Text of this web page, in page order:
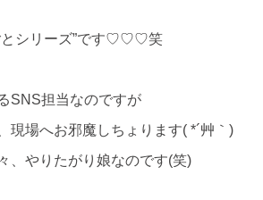
シリーズ”です♡♡♡笑
SNS担当なのですが
現場へお邪魔しちょります( *´艸｀)
、やりたがり娘なのです(笑)